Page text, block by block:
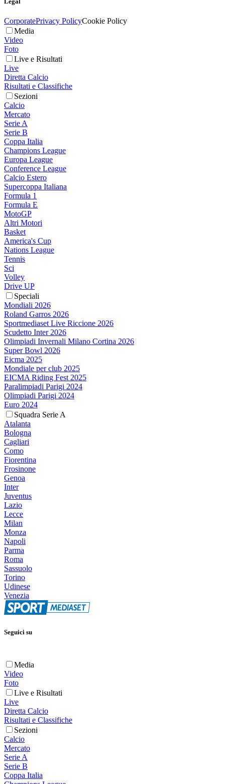
CorporatePrivacy PolicyCookie Policy
Media
Video
Foto
Live e Risultati
Live
Diretta Calcio
Risultati e Classifiche
Sezioni
Calcio
Mercato
Serie A
Serie B
Coppa Italia
Champions League
Europa League
Conference League
Calcio Estero
Supercoppa Italiana
Formula 1
Formula E
MotoGP
Altri Motori
Basket
America's Cup
Nations League
Tennis
Sci
Volley
Drive UP
Speciali
Mondiali 2026
Roland Garros 2026
Sportmediaset Live Riccione 2026
Scudetto Inter 2026
Olimpiadi Invernali Milano Cortina 2026
Super Bowl 2026
Eicma 2025
Mondiale per club 2025
EICMA Riding Fest 2025
Paralimpiadi Parigi 2024
Olimpiadi Parigi 2024
Euro 2024
Squadra Serie A
Atalanta
Bologna
Cagliari
Como
Fiorentina
Frosinone
Genoa
Inter
Juventus
Lazio
Lecce
Milan
Monza
Napoli
Parma
Roma
Sassuolo
Torino
Udinese
Venezia
Seguici su
Media
Video
Foto
Live e Risultati
Live
Diretta Calcio
Risultati e Classifiche
Sezioni
Calcio
Mercato
Serie A
Serie B
Coppa Italia